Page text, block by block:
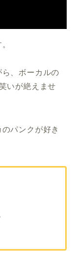
、ボーカルの
いが絶えませ
パンクが好き